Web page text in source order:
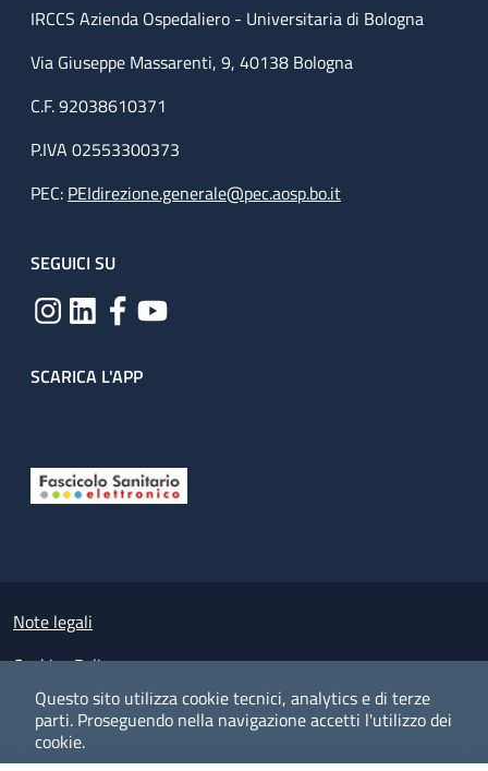
Questo sito utilizza cookie tecnici, analytics e di terze
parti. Proseguendo nella navigazione accetti l'utilizzo dei
cookie.
IRCCS Azienda Ospedaliero - Universitaria di Bologna
Via Giuseppe Massarenti, 9, 40138 Bologna
C.F. 92038610371
P.IVA 02553300373
PEC: PEIdirezione.generale@pec.aosp.bo.it
SEGUICI SU
SCARICA L'APP
Small prints
Note legali
Cookies Policy
Policy privacy e protezione del dato personale
Albo pretorio on-line